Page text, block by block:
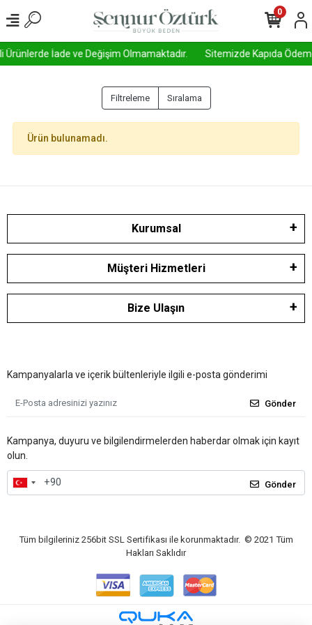
İade ve Değişim Olmamaktadır. Sitemizde Kapıda
0
Filtreleme Sıralama
Ürün bulunamadı.
Kurumsal
Müşteri Hizmetleri
Bize Ulaşın
Kampanyalarla ve içerik bültenleriyle ilgili e-posta gönderimi
Gönder
Kampanya, duyuru ve bilgilendirmelerden haberdar olmak için kayıt
olun.
Gönder
Tüm bilgileriniz 256bit SSL Sertifikası ile korunmaktadır. © 2021 Tüm
Hakları Saklıdır